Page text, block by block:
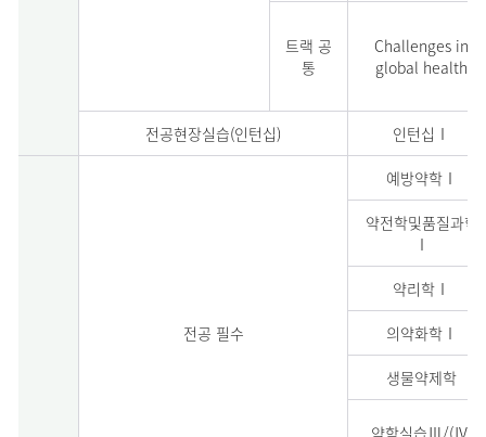
트랙 공
통
Challenges in
global health
전공현장실습(인턴십) 인턴십Ⅰ
전공 필수
예방약학Ⅰ
약전학및품질과학
Ⅰ
약리학Ⅰ
의약화학Ⅰ
생물약제학